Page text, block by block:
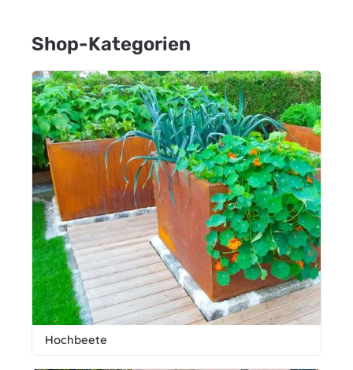
Shop-Kategorien
Hochbeete